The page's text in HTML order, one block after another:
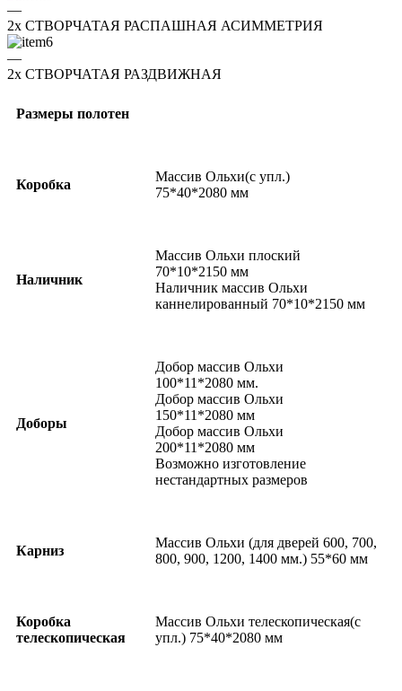
—
2x СТВОРЧАТАЯ РАСПАШНАЯ АСИММЕТРИЯ
—
2x СТВОРЧАТАЯ РАЗДВИЖНАЯ
Размеры полотен
Коробка
Массив Ольхи(с упл.)
75*40*2080 мм
Наличник
Массив Ольхи плоский
70*10*2150 мм
Наличник массив Ольхи
каннелированный 70*10*2150 мм
Доборы
Добор массив Ольхи
100*11*2080 мм.
Добор массив Ольхи
150*11*2080 мм
Добор массив Ольхи
200*11*2080 мм
Возможно изготовление
нестандартных размеров
Карниз
Массив Ольхи (для дверей 600, 700,
800, 900, 1200, 1400 мм.) 55*60 мм
Коробка
телескопическая
Массив Ольхи телескопическая(с
упл.) 75*40*2080 мм